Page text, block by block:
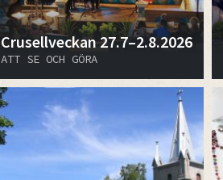
Crusellveckan 27.7–2.8.2026
ATT SE OCH GÖRA